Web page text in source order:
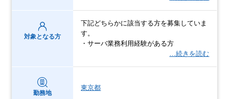
対象となる方
下記どちらかに該当する方を募集していま
す。
・サーバ業務利用経験がある方
…続きを読む
勤務地
東京都